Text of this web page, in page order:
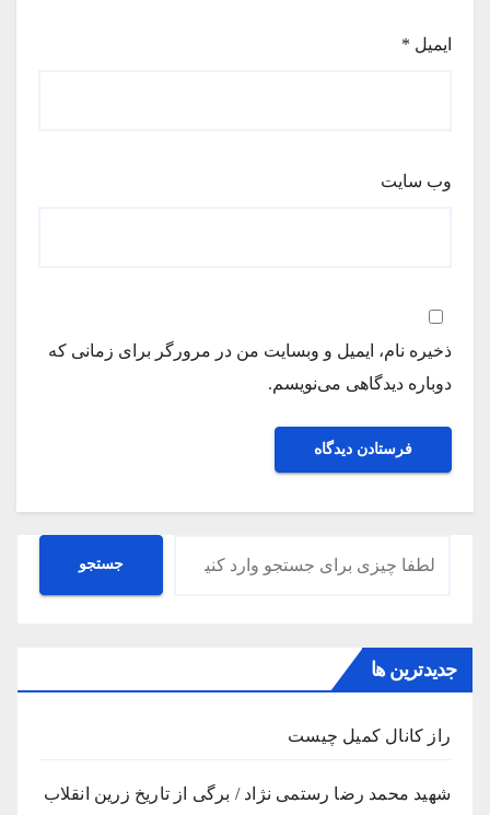
ایمیل *
وب‌ سایت
ذخیره نام، ایمیل و وبسایت من در مرورگر برای زمانی که
دوباره دیدگاهی می‌نویسم.
جستجو جستجو
جدیدترین ها
راز کانال کمیل چیست
شهید محمد رضا رستمی نژاد / برگی از تاریخ زرین انقلاب